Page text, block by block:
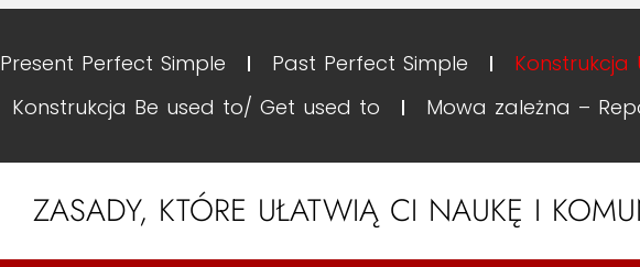
Present Perfect Simple Past Perfect Simple
Konstrukcja Be used to/ Get used to
Mowa zależna –
ZASADY, KTÓRE UŁATWIĄ CI NAUKĘ I